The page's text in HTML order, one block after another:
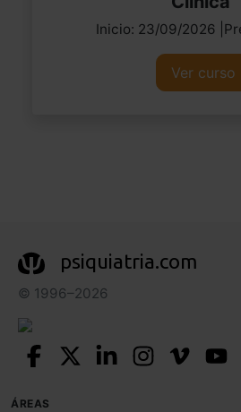
Inicio: 23/09/2026
Ver curso
psiquiatria.com
© 1996–2026
ÁREAS